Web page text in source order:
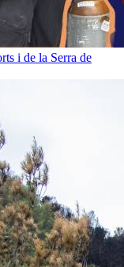
i de la Serra de